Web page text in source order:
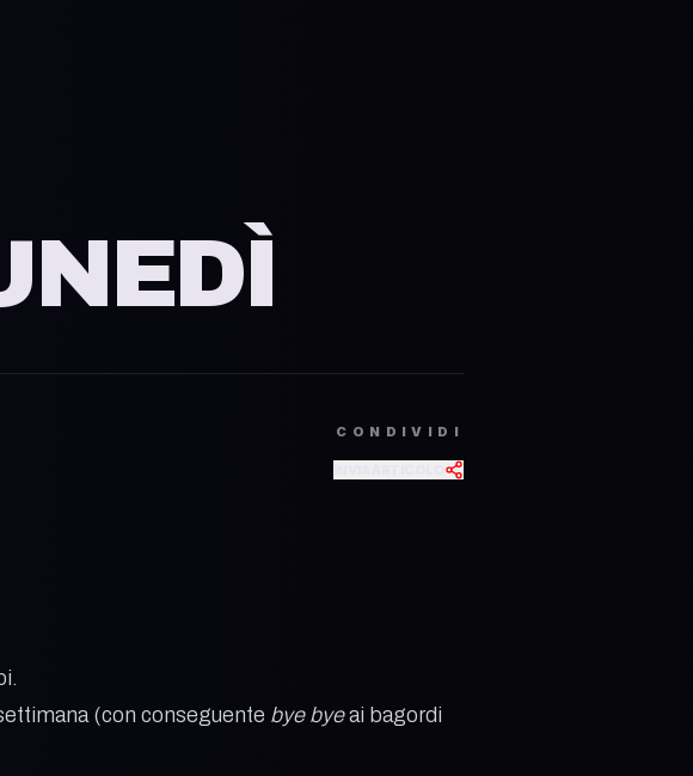
CONDIVIDI
(con conseguente bye byeai bagordi